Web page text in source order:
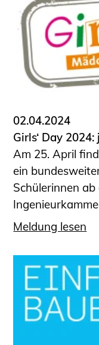
02.04.2024
Girls‘ Day
Am 25. April
ein
Schülerinnen ab
Meldung lesen